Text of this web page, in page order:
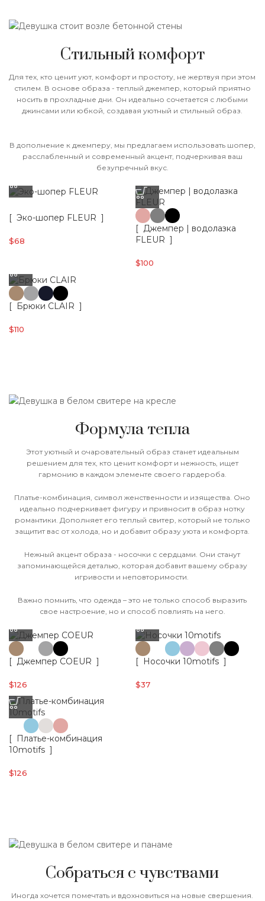
Стильный комфорт
Для тех, кто ценит уют, комфорт и простоту, не жертвуя при этом
стилем. В основе образа - теплый джемпер, который приятно
носить в прохладные дни. Он идеально сочетается с любыми
джинсами или юбкой, создавая уютный и стильный образ.
В дополнение к джемперу, мы предлагаем использовать шопер,
расслабленный и современный акцент, подчеркивая ваш
безупречный вкус.
[ Эко-шопер FLEUR ]
$68
[ Джемпер | водолазка
FLEUR ]
$100
[ Брюки CLAIR ]
$110
Формула тепла
Этот уютный и очаровательный образ станет идеальным
решением для тех, кто ценит комфорт и нежность, ищет
гармонию в каждом элементе своего гардероба.
Платье-комбинация, символ женственности и изящества. Оно
идеально подчеркивает фигуру и привносит в образ нотку
романтики. Дополняет его теплый свитер, который не только
защитит вас от холода, но и добавит образу уюта и комфорта.
Нежный акцент образа - носочки с сердцами. Они станут
запоминающейся деталью, которая добавит вашему образу
игривости и неповторимости.
Важно помнить, что одежда – это не только способ выразить
свое настроение, но и способ повлиять на него.
[ Джемпер COEUR ]
$126
[ Носочки 10motifs ]
$37
[ Платье-комбинация
10motifs ]
$126
Собраться с чувствами
Иногда хочется помечтать и вдохновиться на новые свершения.